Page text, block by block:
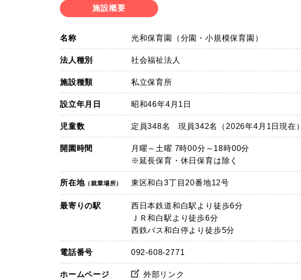
施設概要
名称 光和保育園（分園・小規模保育園）
法人種別 社会福祉法人
施設種類 私立保育所
設立年月日 昭和46年4月1日
児童数 定員348名 現員342名（2026年4月1日現在）
開園時間
月曜～土曜 7時00分～18時00分
※延長保育・休日保育は除く
所在地（就業場所） 東区和白3丁目20番地12号
最寄りの駅
西日本鉄道和白駅より徒歩6分
ＪＲ和白駅より徒歩6分
西鉄バス和白停より徒歩5分
電話番号 092-608-2771
ホームページ 外部リンク